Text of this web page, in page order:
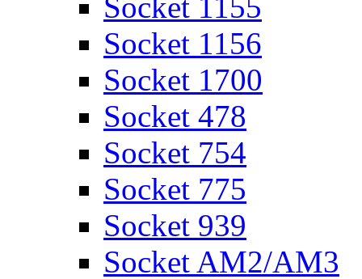
Socket 1156
Socket 1700
Socket 478
Socket 754
Socket 775
Socket 939
Socket AM2/AM3